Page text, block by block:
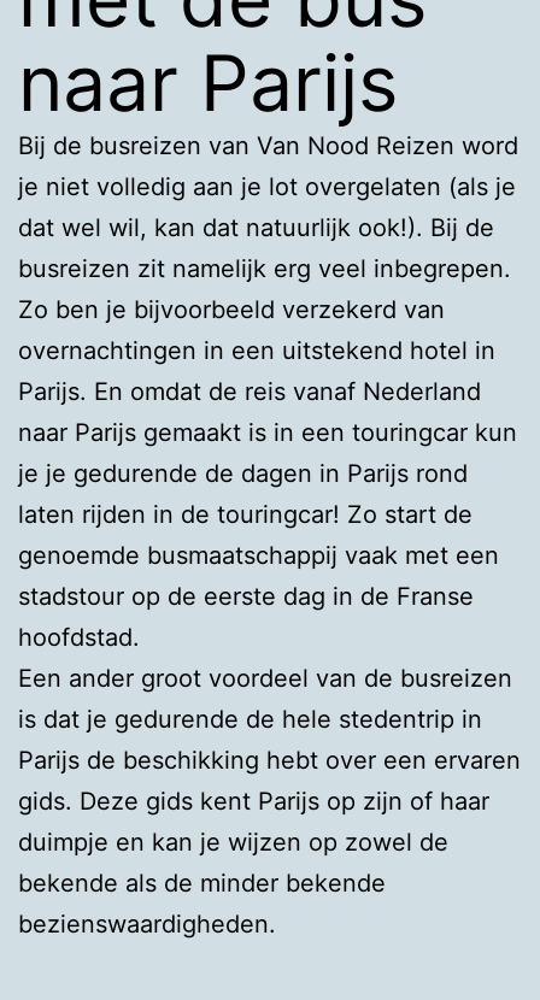
naar Parijs
Bij de busreizen van Van Nood Reizen word
je niet volledig aan je lot overgelaten (als je
dat wel wil, kan dat natuurlijk ook!). Bij de
busreizen zit namelijk erg veel inbegrepen.
Zo ben je bijvoorbeeld verzekerd van
overnachtingen in een uitstekend hotel in
Parijs. En omdat de reis vanaf Nederland
naar Parijs gemaakt is in een touringcar kun
je je gedurende de dagen in Parijs rond
laten rijden in de touringcar! Zo start de
genoemde busmaatschappij vaak met een
stadstour op de eerste dag in de Franse
hoofdstad.
Een ander groot voordeel van de busreizen
is dat je gedurende de hele stedentrip in
Parijs de beschikking hebt over een ervaren
gids. Deze gids kent Parijs op zijn of haar
duimpje en kan je wijzen op zowel de
bekende als de minder bekende
bezienswaardigheden.